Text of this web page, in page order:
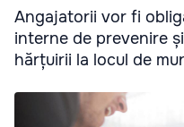
Angajatorii vor fi
interne de prevenire
hărțuirii la locul de